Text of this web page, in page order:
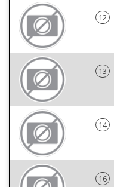
12
13
14
16